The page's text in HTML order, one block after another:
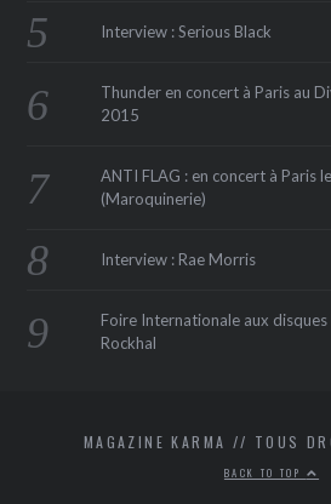
Interview : Serious Black
Thunder en concert à Paris au
2015
ANTI FLAG : en concert à Paris
(Maroquinerie‏)
Interview : Rae Morris
Foire Internationale aux
Rockhal
MAGAZINE KARMA // TOUS
BACK TO TOP